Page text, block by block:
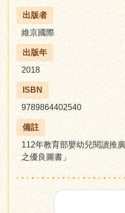
出版者
維京國際
出版年
2018
ISBN
9789864402540
備註
112年教育部嬰幼兒閱讀推
之優良圖書」